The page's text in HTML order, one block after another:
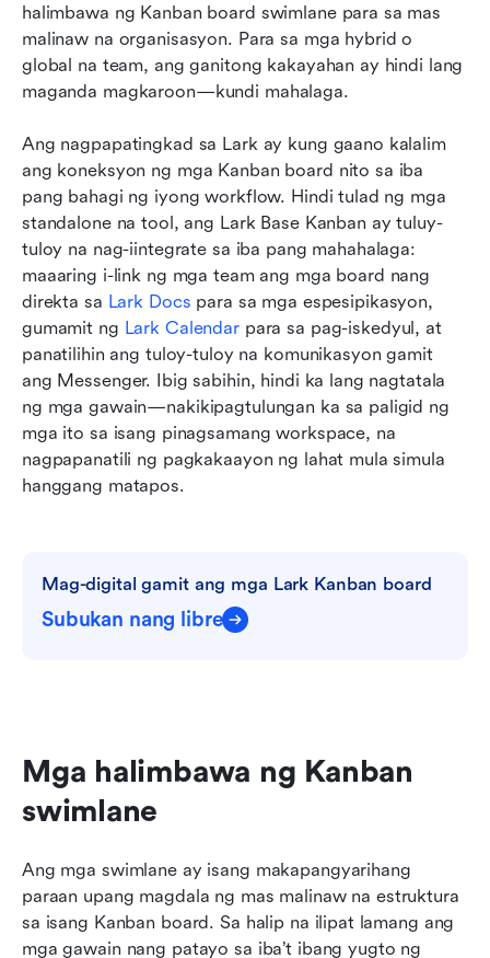
halimbawa ng Kanban board swimlane para sa mas
malinaw na organisasyon. Para sa mga hybrid o
global na team, ang ganitong kakayahan ay hindi lang
maganda magkaroon—kundi mahalaga.
Ang nagpapatingkad sa Lark ay kung gaano kalalim
ang koneksyon ng mga Kanban board nito sa iba
pang bahagi ng iyong workflow. Hindi tulad ng mga
standalone na tool, ang Lark Base Kanban ay tuluy-
tuloy na nag-iintegrate sa iba pang mahahalaga:
maaaring i-link ng mga team ang mga board nang
direkta sa Lark Docs para sa mga espesipikasyon,
gumamit ng Lark Calendar para sa pag-iskedyul, at
panatilihin ang tuloy-tuloy na komunikasyon gamit
ang Messenger. Ibig sabihin, hindi ka lang nagtatala
ng mga gawain—nakikipagtulungan ka sa paligid ng
mga ito sa isang pinagsamang workspace, na
nagpapanatili ng pagkakaayon ng lahat mula simula
hanggang matapos.
Mag-digital gamit ang mga Lark Kanban board
Subukan nang libre
Mga halimbawa ng Kanban
swimlane
Ang mga swimlane ay isang makapangyarihang
paraan upang magdala ng mas malinaw na estruktura
sa isang Kanban board. Sa halip na ilipat lamang ang
mga gawain nang patayo sa iba’t ibang yugto ng